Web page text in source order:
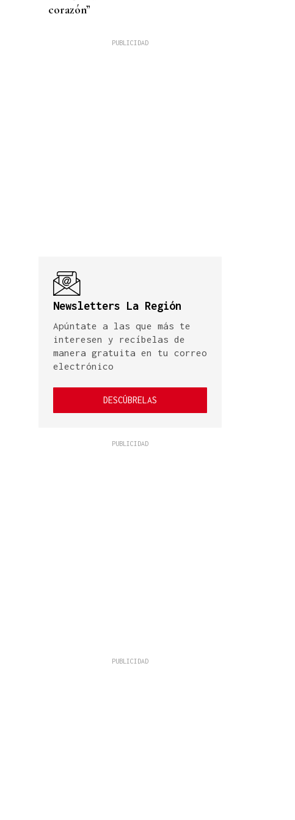
corazón”
Newsletters La Región
Apúntate a las que más te
interesen y recíbelas de
manera gratuita en tu correo
electrónico
DESCÚBRELAS